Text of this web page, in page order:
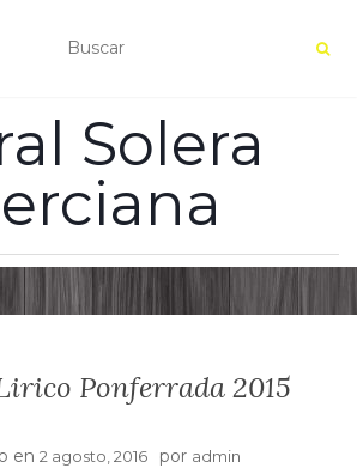
Solera
Ponferrada 2015
en 2 agosto, 2016 por admin